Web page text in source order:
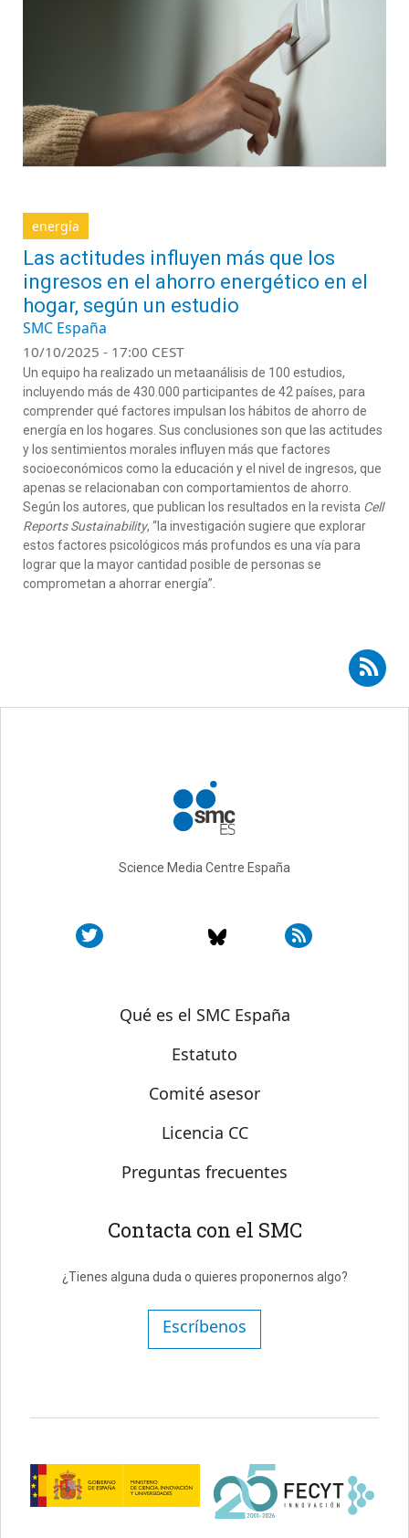
energía
Las actitudes influyen más que los
ingresos en el ahorro energético en el
hogar, según un estudio
SMC España
10/10/2025 - 17:00 CEST
Un equipo ha realizado un metaanálisis de 100 estudios,
incluyendo más de 430.000 participantes de 42 países, para
comprender qué factores impulsan los hábitos de ahorro de
energía en los hogares. Sus conclusiones son que las actitudes
y los sentimientos morales influyen más que factores
socioeconómicos como la educación y el nivel de ingresos, que
apenas se relacionaban con comportamientos de ahorro.
Según los autores, que publican los resultados en la revista Cell
Reports Sustainability, “la investigación sugiere que explorar
estos factores psicológicos más profundos es una vía para
lograr que la mayor cantidad posible de personas se
comprometan a ahorrar energía”.
Suscribirse a RSS - Carmen Valor Martínez
Science Media Centre España
Sobre SMC España
Qué es el SMC España
Estatuto
Comité asesor
Licencia CC
Preguntas frecuentes
Contacta con el SMC
¿Tienes alguna duda o quieres proponernos algo?
Escríbenos